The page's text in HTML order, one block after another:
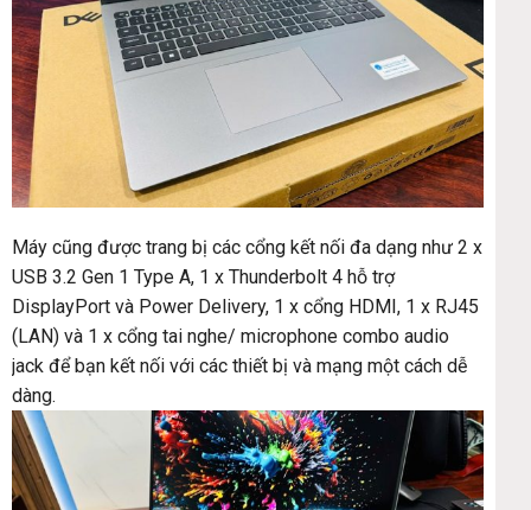
Máy cũng được trang bị các cổng kết nối đa dạng như 2 x
USB 3.2 Gen 1 Type A, 1 x Thunderbolt 4 hỗ trợ
DisplayPort và Power Delivery, 1 x cổng HDMI, 1 x RJ45
(LAN) và 1 x cổng tai nghe/ microphone combo audio
jack để bạn kết nối với các thiết bị và mạng một cách dễ
dàng.